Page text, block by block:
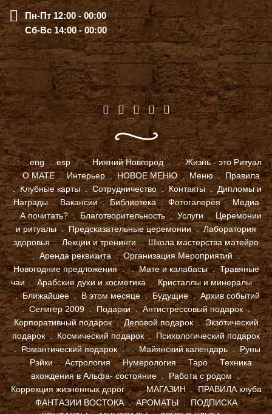
Пн-Пт 12:00 - 00:00
Сб-Вс 14:00 - 00:00
..eng.esp..Нижний Новгород..Жизнь - это Ритуал
.О МАТЕ.Интерьер.НОВОЕ МЕНЮ.Меню.Правила
.Клубные карты. Сотрудничество.Контакты .Дипломы и
Награды. Вакансии.Библиотека.Фотогалерея.Медиа
.А почитать?.Благотворительность. Услуги.Церемонии
и ритуалы.Предсказательные церемонии .Лаборатория
здоровья.Лекции и тренинги .Школа мастерства матейро
. Аренда реквизита.Организация Мероприятий.
Новогодние предложения..Мате и калабасы.Травяные
чаи.Арабские духи и косметика. Кристаллы и минералы.
.Ближайшее.В этом месяце.Будущие.Архив событий
.Селигер 2009 .Подарки.Антистрессовый подарок .
Корпоративный подарок.Деловой подарок.Экзотический
подарок.Космический подарок. Психологический подарок
.Романтический подарок. . Майянский календарь .Руны
.Рэйки.Астрология.Нумерология.Таро.Техника
вхождения в Альфа- состояние. Работа с родом.
Коррекция жизненных дорог. .МАГАЗИН.ПРАВИЛА клуба
.ФАНТАЗИИ ВОСТОКА.АРОМАТЫ.ПОДПИСКА.